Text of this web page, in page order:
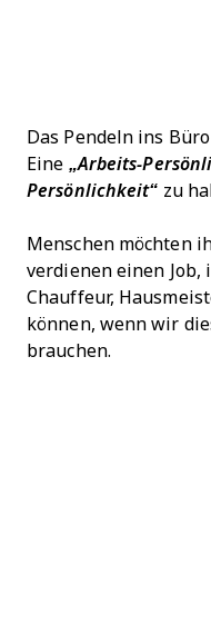
Das Pendeln ins
Eine „Arbeits-
Persönlichkeit“ zu
Menschen möchten
verdienen einen Job,
Chauffeur,
können, wenn wir
brauchen.